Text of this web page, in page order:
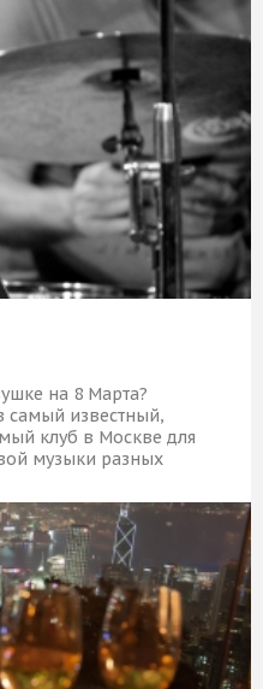
на 8 Марта?
самый известный,
клуб в Москве для
музыки разных
КУПИТЬ